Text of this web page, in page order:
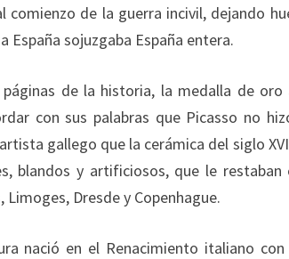
comienzo de la guerra incivil, dejando
España sojuzgaba España entera.
de la historia, la medalla de
con sus palabras que Picasso no
gallego que la cerámica del siglo
blandos y artificiosos, que le restaban
Dresde y Copenhague.
nació en el Renacimiento italiano